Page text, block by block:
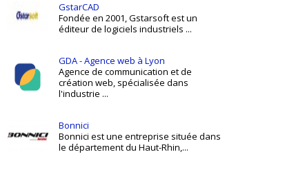
GstarCAD
Fondée en 2001, Gstarsoft est un
éditeur de logiciels industriels ...
GDA - Agence web à Lyon
Agence de communication et de
création web, spécialisée dans
l'industrie ...
Bonnici
Bonnici est une entreprise située dans
le département du Haut-Rhin,...